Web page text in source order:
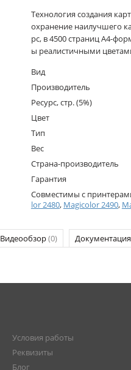
Samsung
Xerox
Тонер и
Технология создания
охранение наилучшего
рс, в 4500 страниц А4-
ы реалистичными
Вид
Производитель
Ресурс, стр. (5%)
Цвет
Тип
Вес
Страна-производитель
Гарантия
Совместимы с
lor 2480, Magicolor 2490,
Видеообзор(0) Документация
Условия работы
Реквизиты
Блог